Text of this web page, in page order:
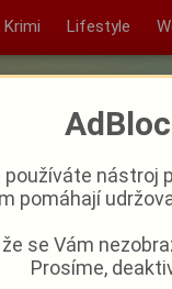
Krimi Lifestyle
používáte nástroj
pomáhají
se Vám
Prosíme,